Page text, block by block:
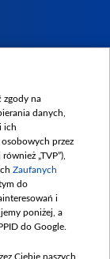
zgody na
danych,
ich
przez
„TVP”),
Zaufanych
do
i
poniżej, a
do Google.
Ciebie naszych